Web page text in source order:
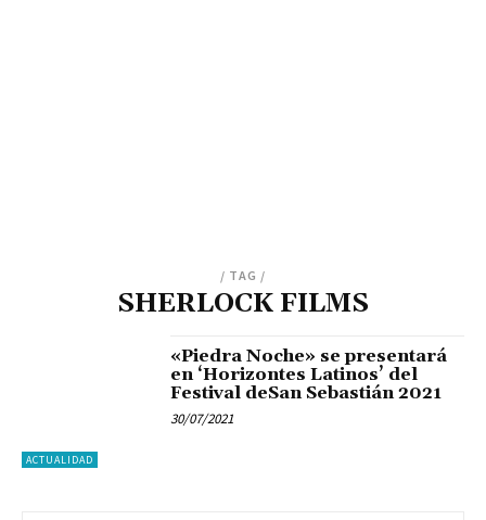
/ TAG /
SHERLOCK FILMS
ACTUALIDAD
«Piedra Noche» se presentará
en ‘Horizontes Latinos’ del
Festival deSan Sebastián 2021
30/07/2021